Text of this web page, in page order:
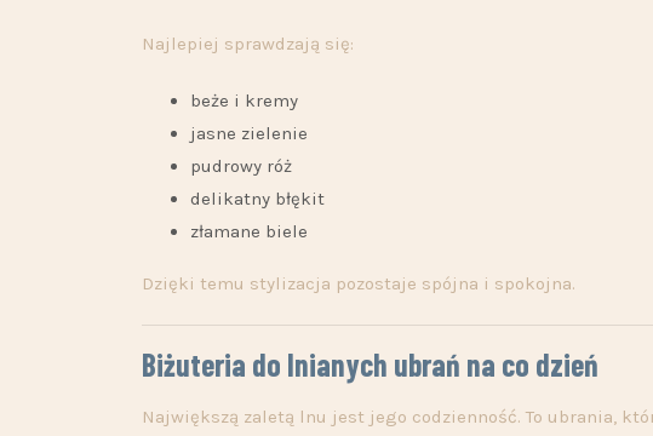
Najlepiej sprawdzają się:
beże i kremy
jasne zielenie
pudrowy róż
delikatny błękit
złamane biele
Dzięki temu stylizacja pozostaje spójna i spokojna.
Biżuteria do lnianych ubrań na co dzień
Największą zaletą lnu jest jego codzienność. To ubrania,